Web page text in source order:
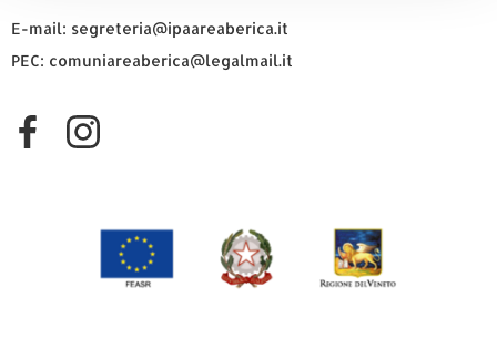
E-mail: segreteria@ipaareaberica.it
PEC: comuniareaberica@legalmail.it